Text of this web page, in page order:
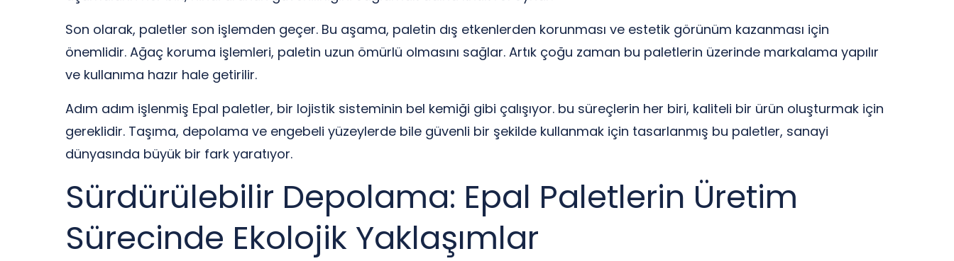
Son olarak, paletler son işlemden geçer. Bu aşama, paletin dış etkenlerden korunması ve estetik görünüm kazanması için
önemlidir. Ağaç koruma işlemleri, paletin uzun ömürlü olmasını sağlar. Artık çoğu zaman bu paletlerin üzerinde markalama yapılır
ve kullanıma hazır hale getirilir.
Adım adım işlenmiş Epal paletler, bir lojistik sisteminin bel kemiği gibi çalışıyor. bu süreçlerin her biri, kaliteli bir ürün oluşturmak için
gereklidir. Taşıma, depolama ve engebeli yüzeylerde bile güvenli bir şekilde kullanmak için tasarlanmış bu paletler, sanayi
dünyasında büyük bir fark yaratıyor.
Sürdürülebilir Depolama: Epal Paletlerin Üretim
Sürecinde Ekolojik Yaklaşımlar